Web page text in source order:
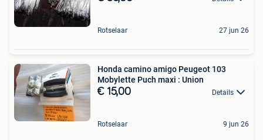
Rotselaar 27 jun 26
Honda camino amigo Peugeot 103
Mobylette Puch maxi : Union
€ 15,00 Details
Rotselaar 9 jun 26